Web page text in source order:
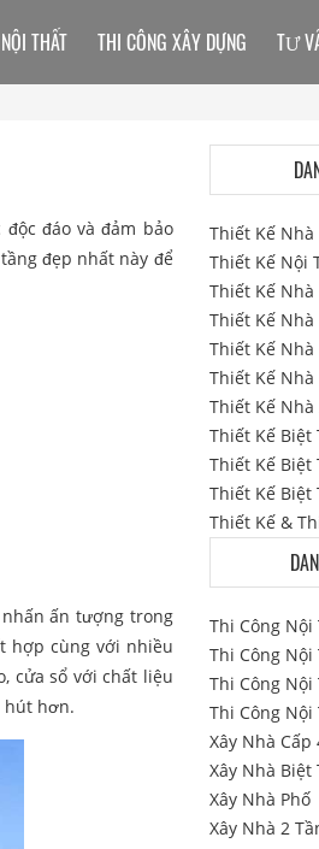
đáo và đảm bảo
đẹp nhất này để
ấn tượng trong
hợp cùng với nhiều
cửa sổ với chất liệu
hút hơn.
THẤT THI CÔNG XÂY DỰNG TƯ
Thiết Kế Nhà
Thiết Kế Nội
Thiết Kế Nhà
Thiết Kế Nhà
Thiết Kế Nhà
Thiết Kế Nhà
Thiết Kế Nhà
Thiết Kế Biệt
Thiết Kế Biệt
Thiết Kế Biệt
Thiết Kế &
Thi Công Nội
Thi Công
Thi Công Nội
Thi Công Nội
Xây Nhà Cấp
Xây Nhà Biệt
Xây Nhà Phố
Xây Nhà 2